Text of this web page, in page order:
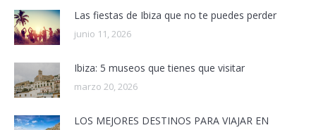
Las fiestas de Ibiza que no te puedes perder
junio 11, 2026
Ibiza: 5 museos que tienes que visitar
marzo 20, 2026
LOS MEJORES DESTINOS PARA VIAJAR EN